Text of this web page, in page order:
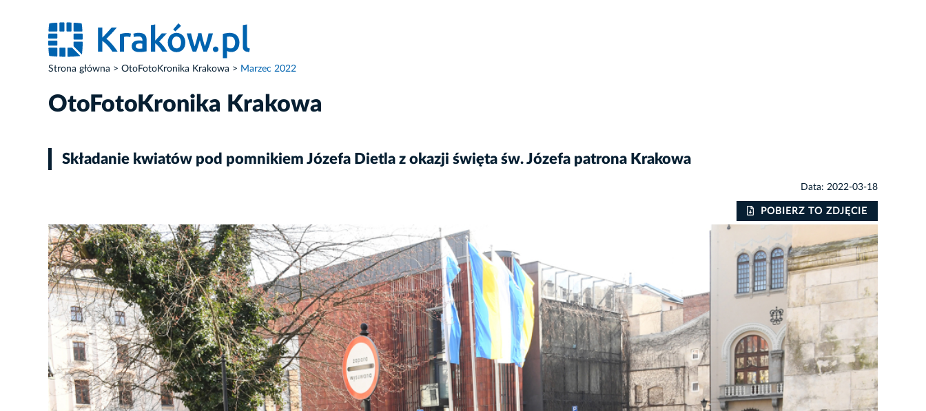
Strona główna OtoFotoKronika Krakowa Marzec 2022
OtoFotoKronika Krakowa
Składanie kwiatów pod pomnikiem Józefa Dietla z okazji święta św. Józefa patrona Krakowa
Data: 2022-03-18
POBIERZ TO ZDJĘCIE